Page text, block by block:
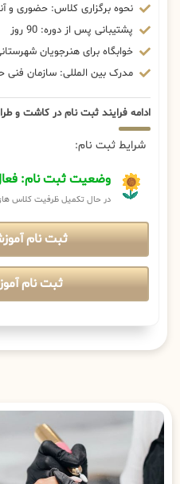
نحوه برگزاری کلاس: حضوری و
پشتیبانی پس از دوره: 90 روز
خوابگاه برای هنرجویان
مدرک بین المللی: سازمان فنی
ادامه فرایند ثبت نام در کاشت و
شرایط ثبت نام:
وضعیت ثبت نام:
در حال تکمیل ظرفیت کلاس
ثبت نام
ثبت نام